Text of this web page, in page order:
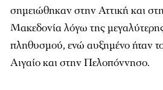
σημειώθηκαν στην Αττική και
Μακεδονία λόγω της
πληθυσμού, ενώ αυξημένο ήταν
Αιγαίο και στην Πελοπόννησο.